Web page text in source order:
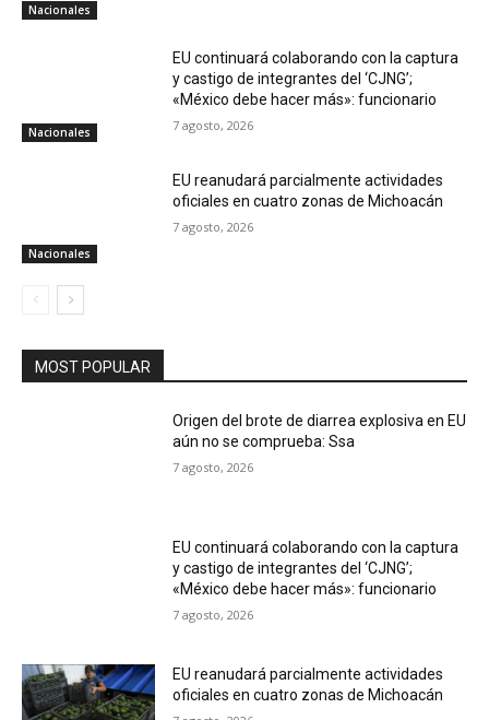
Nacionales
Nacionales
EU continuará colaborando con la captura
y castigo de integrantes del ‘CJNG’;
«México debe hacer más»: funcionario
7 agosto, 2026
Nacionales
EU reanudará parcialmente actividades
oficiales en cuatro zonas de Michoacán
7 agosto, 2026
MOST POPULAR
Origen del brote de diarrea explosiva en EU
aún no se comprueba: Ssa
7 agosto, 2026
EU continuará colaborando con la captura
y castigo de integrantes del ‘CJNG’;
«México debe hacer más»: funcionario
7 agosto, 2026
EU reanudará parcialmente actividades
oficiales en cuatro zonas de Michoacán